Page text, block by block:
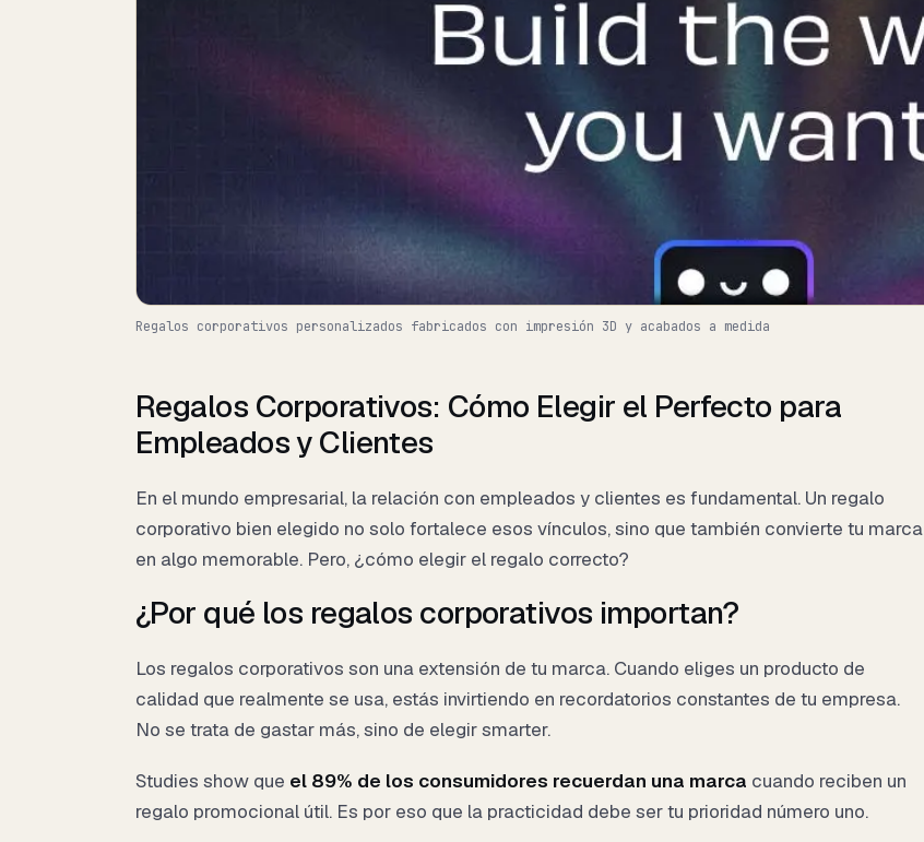
Regalos corporativos personalizados fabricados con impresión 3D y acabados a medida
Regalos Corporativos: Cómo Elegir el Perfecto para
Empleados y Clientes
En el mundo empresarial, la relación con empleados y clientes es fundamental. Un regalo
corporativo bien elegido no solo fortalece esos vínculos, sino que también convierte tu marca
en algo memorable. Pero, ¿cómo elegir el regalo correcto?
¿Por qué los regalos corporativos importan?
Los regalos corporativos son una extensión de tu marca. Cuando eliges un producto de
calidad que realmente se usa, estás invirtiendo en recordatorios constantes de tu empresa.
No se trata de gastar más, sino de elegir smarter.
Studies show que el 89% de los consumidores recuerdan una marca cuando reciben un
regalo promocional útil. Es por eso que la practicidad debe ser tu prioridad número uno.